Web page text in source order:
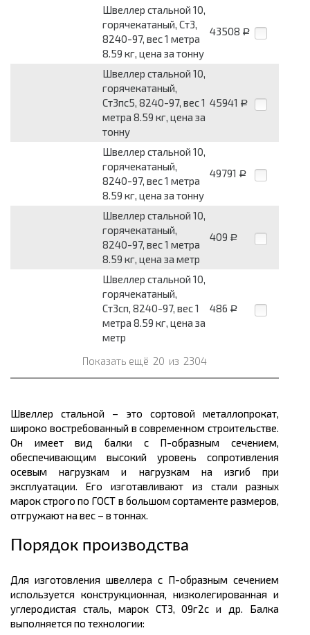
Швеллер стальной 10,
горячекатаный, Ст3,
8240-97, вес 1 метра
8.59 кг, цена за тонну
43508 Р
Швеллер стальной 10,
горячекатаный,
Ст3пс5, 8240-97, вес 1
метра 8.59 кг, цена за
тонну
45941 Р
Швеллер стальной 10,
горячекатаный,
8240-97, вес 1 метра
8.59 кг, цена за тонну
49791 Р
Швеллер стальной 10,
горячекатаный,
8240-97, вес 1 метра
8.59 кг, цена за метр
409 Р
Швеллер стальной 10,
горячекатаный,
Ст3сп, 8240-97, вес 1
метра 8.59 кг, цена за
метр
486 Р
Показать ещё 20 из 2304
Швеллер стальной – это сортовой металлопрокат,
широко востребованный в современном строительстве.
Он имеет вид балки с П-образным сечением,
обеспечивающим высокий уровень сопротивления
осевым нагрузкам и нагрузкам на изгиб при
эксплуатации. Его изготавливают из стали разных
марок строго по ГОСТ в большом сортаменте размеров,
отгружают на вес – в тоннах.
Порядок производства
Для изготовления швеллера с П-образным сечением
используется конструкционная, низколегированная и
углеродистая сталь, марок СТ3, 09г2с и др. Балка
выполняется по технологии: